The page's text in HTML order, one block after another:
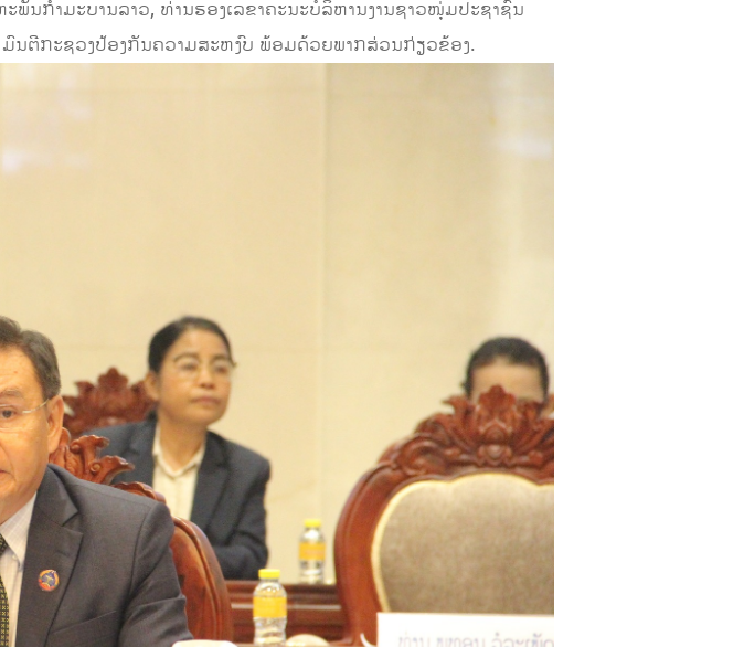
ນກຳມະບານລາວ, ທ່ານຮອງເລຂາຄະນະບໍລິຫານງານຊາວໜຸ່ມປະຊາຊົນ
ນຕີກະຊວງປ້ອງກັນຄວາມສະຫງົບ ພ້ອມດ້ວຍພາກສ່ວນກ່ຽວຂ້ອງ.